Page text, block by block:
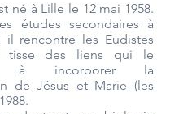
né à Lille le 12 mai 1958.
études secondaires à
il rencontre les Eudistes
tisse des liens qui le
à incorporer la
de Jésus et Marie (les